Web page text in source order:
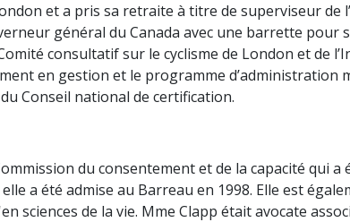
et a pris sa retraite à titre de superviseur de
général du Canada avec une barrette pour
consultatif sur le cyclisme de London et de
en gestion et le programme d’administration
Conseil national de certification.
du consentement et de la capacité qui a
a été admise au Barreau en 1998. Elle est
sciences de la vie. Mme Clapp était avocate